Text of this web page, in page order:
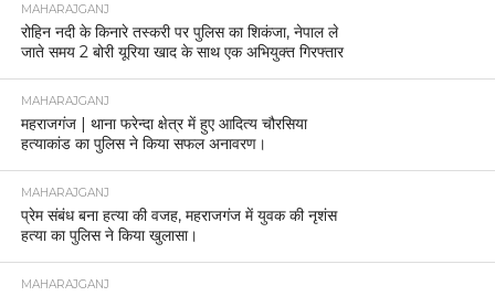
MAHARAJGANJ
रोहिन नदी के किनारे तस्करी पर पुलिस का शिकंजा, नेपाल ले
जाते समय 2 बोरी यूरिया खाद के साथ एक अभियुक्त गिरफ्तार
MAHARAJGANJ
महराजगंज | थाना फरेन्दा क्षेत्र में हुए आदित्य चौरसिया
हत्याकांड का पुलिस ने किया सफल अनावरण।
MAHARAJGANJ
प्रेम संबंध बना हत्या की वजह, महराजगंज में युवक की नृशंस
हत्या का पुलिस ने किया खुलासा।
MAHARAJGANJ